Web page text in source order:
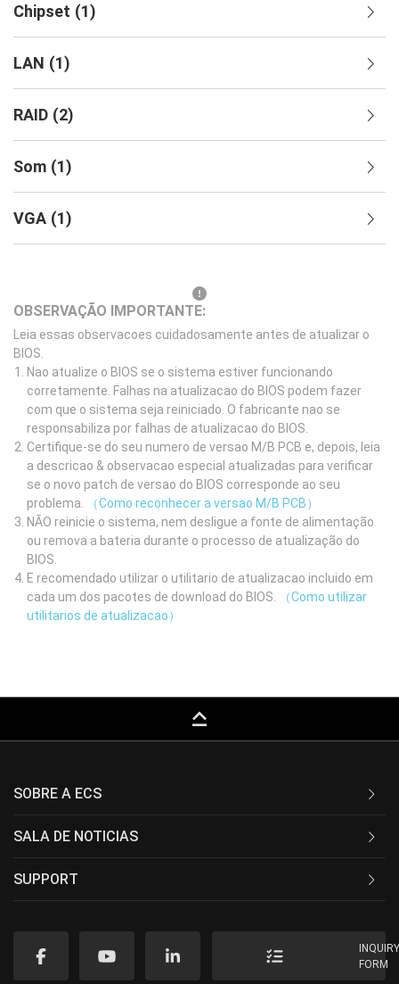
Chipset (1)
LAN (1)
RAID (2)
Som (1)
VGA (1)
OBSERVAÇÃO IMPORTANTE:
Leia essas observacoes cuidadosamente antes de atualizar o
BIOS.
Nao atualize o BIOS se o sistema estiver funcionando
corretamente. Falhas na atualizacao do BIOS podem fazer
com que o sistema seja reiniciado. O fabricante nao se
responsabiliza por falhas de atualizacao do BIOS.
Certifique-se do seu numero de versao M/B PCB e, depois, leia
a descricao & observacao especial atualizadas para verificar
se o novo patch de versao do BIOS corresponde ao seu
problema.
（Como reconhecer a versao M/B PCB）
NÃO reinicie o sistema, nem desligue a fonte de alimentação
ou remova a bateria durante o processo de atualização do
BIOS.
E recomendado utilizar o utilitario de atualizacao incluido em
cada um dos pacotes de download do BIOS.
（Como utilizar
utilitarios de atualizacao）
keyboard_capslock
SOBRE A ECS
SALA DE NOTICIAS
SUPPORT
FORM